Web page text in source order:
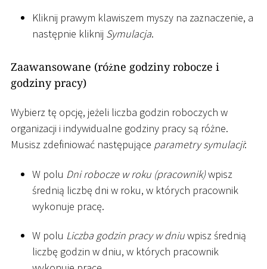
Kliknij prawym klawiszem myszy na zaznaczenie, a
następnie kliknij Symulacja.
Zaawansowane (różne godziny robocze i
godziny pracy)
Wybierz tę opcję, jeżeli liczba godzin roboczych w
organizacji i indywidualne godziny pracy są różne.
Musisz zdefiniować następujące parametry symulacji:
W polu Dni robocze w roku (pracownik)wpisz
średnią liczbę dni w roku, w których pracownik
wykonuje pracę.
W polu Liczba godzin pracy w dniuwpisz średnią
liczbę godzin w dniu, w których pracownik